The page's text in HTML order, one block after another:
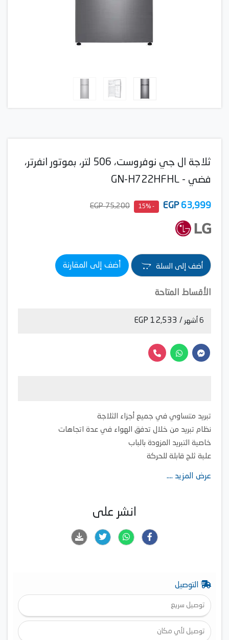
ثلاجة ال جي نوفروست، 506 لتر، بموتور انفرتر،
فضي - GN-H722HFHL
63,999
EGP
- 15%
75,200 EGP
أضف إلى السلة أضف إلى المقارنة
الأقساط المتاحة
6 أشهر / 12,533 EGP
تبريد متساوي في جميع أجزاء الثلاجة
نظام تبريد من خلال تدفق الهواء في عدة اتجاهات
خاصية التبريد المزودة بالباب
علبة ثلج قابلة للحركة
زجاج مقوى أرفف
عرض المزيد ....
انشر على
التوصيل
توصيل سريع
توصيل لأي مكان